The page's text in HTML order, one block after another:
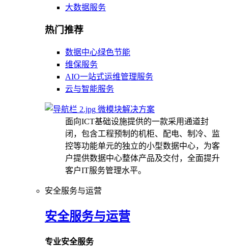
大数据服务
热门推荐
数据中心绿色节能
维保服务
AIO一站式运维管理服务
云与智能服务
微模块解决方案
面向ICT基础设施提供的一款采用通道封
闭，包含工程预制的机柜、配电、制冷、监
控等功能单元的独立的小型数据中心，为客
户提供数据中心整体产品及交付，全面提升
客户IT服务管理水平。
安全服务与运营
安全服务与运营
专业安全服务